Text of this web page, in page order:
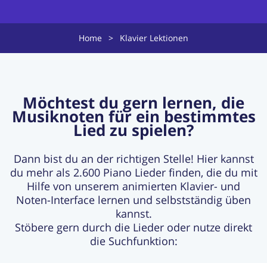
FAQ
Login Jetzt Abonnieren
Home > Klavier Lektionen
Möchtest du gern lernen, die
Musiknoten für ein bestimmtes
Lied zu spielen?
Dann bist du an der richtigen Stelle! Hier kannst
du mehr als 2.600 Piano Lieder finden, die du mit
Hilfe von unserem animierten Klavier- und
Noten-Interface lernen und selbstständig üben
kannst.
Stöbere gern durch die Lieder oder nutze direkt
die Suchfunktion: